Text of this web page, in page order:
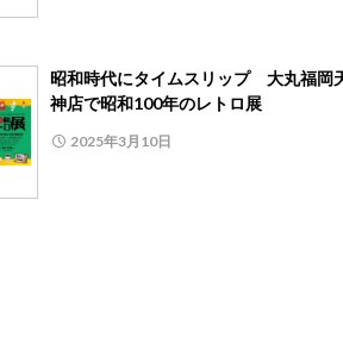
昭和時代にタイムスリップ 大丸福岡
神店で昭和100年のレトロ展
2025年3月10日